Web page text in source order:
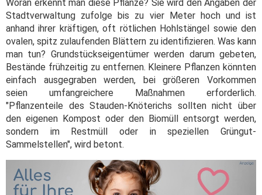
Woran erkennt man diese Pflanze? Sie wird den Angaben der
Stadtverwaltung zufolge bis zu vier Meter hoch und ist
anhand ihrer kräftigen, oft rötlichen Hohlstängel sowie den
ovalen, spitz zulaufenden Blättern zu identifizieren. Was kann
man tun? Grundstückseigentümer werden darum gebeten,
Bestände frühzeitig zu entfernen. Kleinere Pflanzen könnten
einfach ausgegraben werden, bei größeren Vorkommen
seien umfangreichere Maßnahmen erforderlich.
"Pflanzenteile des Stauden-Knöterichs sollten nicht über
den eigenen Kompost oder den Biomüll entsorgt werden,
sondern im Restmüll oder in speziellen Grüngut-
Sammelstellen", wird betont.